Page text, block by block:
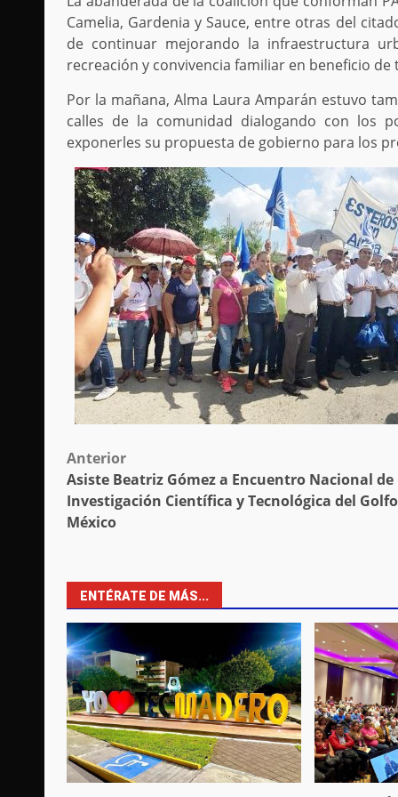
Camelia, Gardenia y Sauce, entre otras del
de continuar mejorando la infraestructura
recreación y convivencia familiar en beneficio de
Por la mañana, Alma Laura Amparán estuvo
calles de la comunidad dialogando con los
exponerles su propuesta de gobierno para los
Post
navigation
Anterior
Asiste Beatriz Gómez a Encuentro Nacional de
Investigación Científica y Tecnológica del
México
ENTÉRATE DE MÁS...